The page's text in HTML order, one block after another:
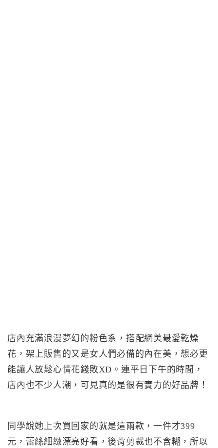
店內充滿浪漫夢幻的粉色系，搭配網美最愛乾燥
花，架上販售的又是女人們必備的內在美，想必更
能讓人放鬆心情花錢敗XD。連平日下午的時間，
店內也不少人潮，可見真的是很有實力的好品牌！
同學說她上次買回家的就是這兩款，一件才399
元，蕾絲細緻漂亮好看，後背剪裁也不含糊，所以